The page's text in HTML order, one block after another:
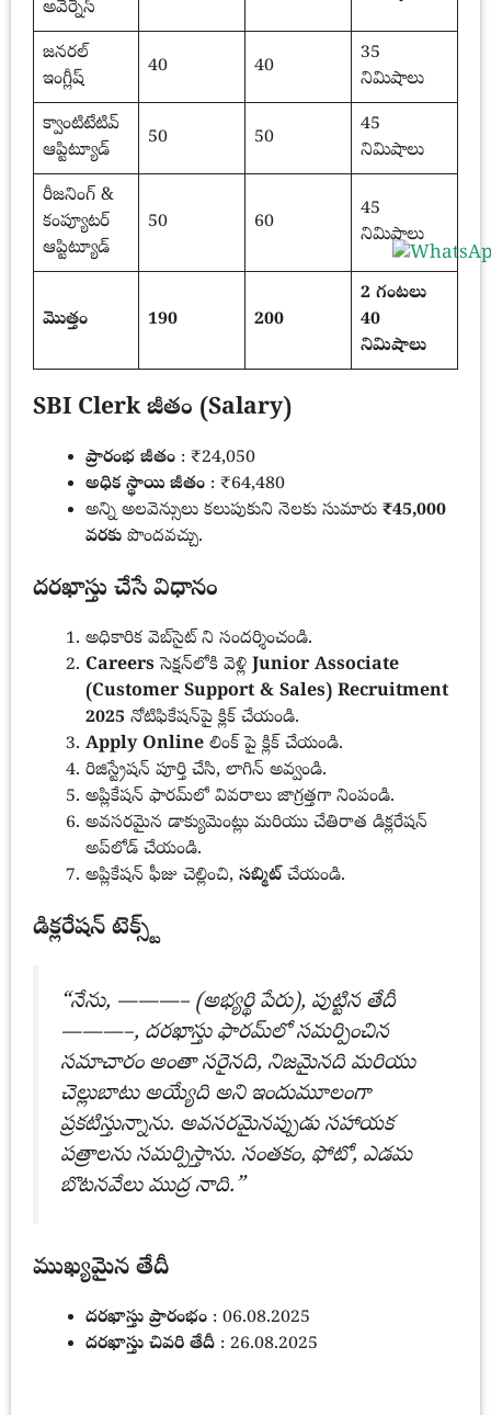
అవేర్నెస్
జనరల్
ఇంగ్లీష్
40 40
35
నిమిషాలు
క్వాంటిటేటివ్
ఆప్టిట్యూడ్
50 50
45
నిమిషాలు
రీజనింగ్ &
కంప్యూటర్
ఆప్టిట్యూడ్
50 60
45
నిమిషాలు
మొత్తం 190 200
2 గంటలు
40
నిమిషాలు
SBI Clerk జీతం (Salary)
ప్రారంభ జీతం : ₹24,050
అధిక స్థాయి జీతం : ₹64,480
అన్ని అలవెన్సులు కలుపుకుని నెలకు సుమారు ₹45,000
వరకు పొందవచ్చు.
దరఖాస్తు చేసే విధానం
అధికారిక వెబ్‌సైట్ ని సందర్శించండి.
Careersసెక్షన్‌లోకి వెళ్లి Junior Associate
(Customer Support & Sales) Recruitment
2025 నోటిఫికేషన్‌పై క్లిక్ చేయండి.
Apply Online లింక్‌ పై క్లిక్ చేయండి.
రిజిస్ట్రేషన్ పూర్తి చేసి, లాగిన్ అవ్వండి.
అప్లికేషన్ ఫారమ్‌లో వివరాలు జాగ్రత్తగా నింపండి.
అవసరమైన డాక్యుమెంట్లు మరియు చేతిరాత డిక్లరేషన్
అప్‌లోడ్ చేయండి.
అప్లికేషన్ ఫీజు చెల్లించి, సబ్మిట్ చేయండి.
డిక్లరేషన్ టెక్స్ట్
“నేను, ———– (అభ్యర్థి పేరు), పుట్టిన తేదీ
———–, దరఖాస్తు ఫారమ్‌లో సమర్పించిన
సమాచారం అంతా సరైనది, నిజమైనది మరియు
చెల్లుబాటు అయ్యేది అని ఇందుమూలంగా
ప్రకటిస్తున్నాను. అవసరమైనప్పుడు సహాయక
పత్రాలను సమర్పిస్తాను. సంతకం, ఫోటో, ఎడమ
బొటనవేలు ముద్ర నాది.”
ముఖ్యమైన తేదీ
దరఖాస్తు ప్రారంభం : 06.08.2025
దరఖాస్తు చివరి తేదీ : 26.08.2025